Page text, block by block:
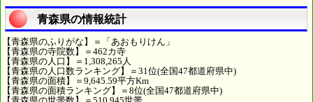
青森県の情報統計
【青森県のふりがな】＝「あおもりけん」
【青森県の寺院数】＝462カ寺
【青森県の人口】＝1,308,265人
【青森県の人口数ランキング】＝31位(全国47都道府県中)
【青森県の面積】＝9,645.59平方Km
【青森県の面積ランキング】＝8位(全国47都道府県中)